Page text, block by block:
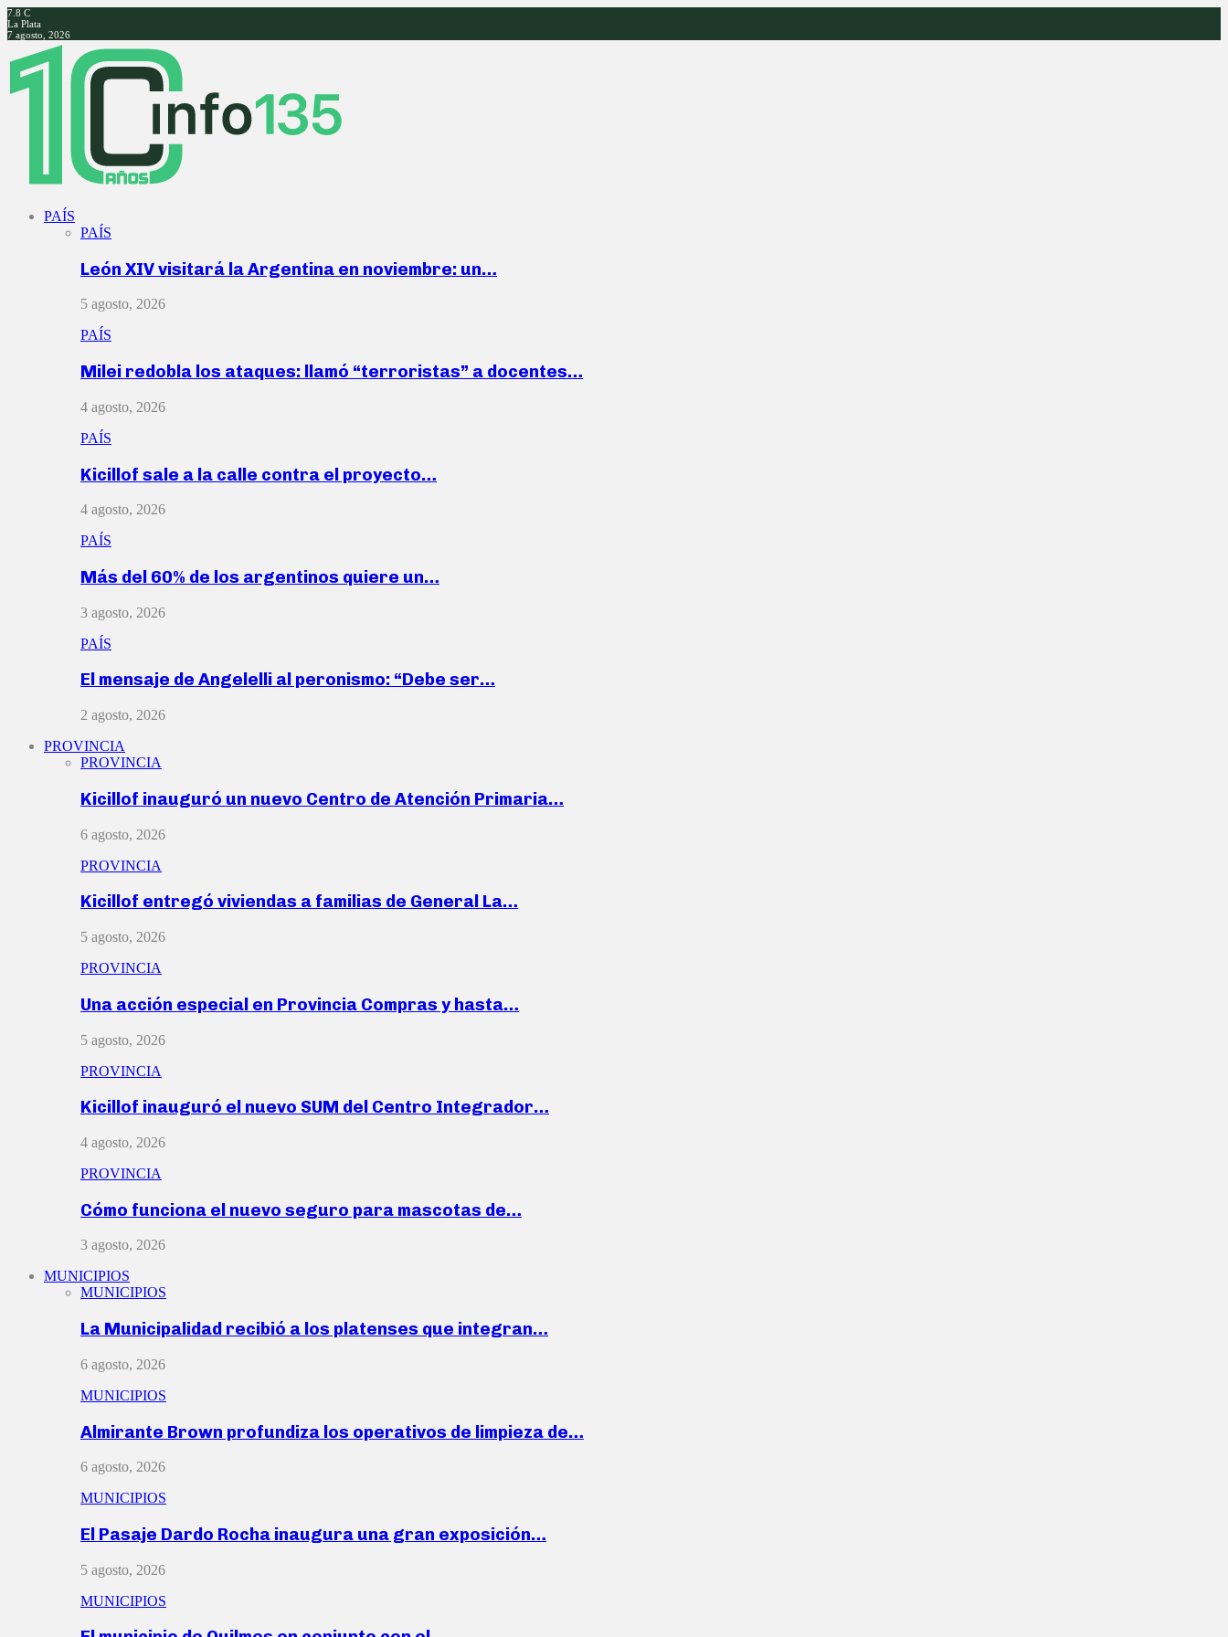
7.8 C
La Plata
7 agosto, 2026
Facebook
Twitter
Instagram
Youtube
PAÍS
PAÍS
León XIV visitará la Argentina en noviembre: un…
5 agosto, 2026
PAÍS
Milei redobla los ataques: llamó “terroristas” a docentes…
4 agosto, 2026
PAÍS
Kicillof sale a la calle contra el proyecto…
4 agosto, 2026
PAÍS
Más del 60% de los argentinos quiere un…
3 agosto, 2026
PAÍS
El mensaje de Angelelli al peronismo: “Debe ser…
2 agosto, 2026
PROVINCIA
PROVINCIA
Kicillof inauguró un nuevo Centro de Atención Primaria…
6 agosto, 2026
PROVINCIA
Kicillof entregó viviendas a familias de General La…
5 agosto, 2026
PROVINCIA
Una acción especial en Provincia Compras y hasta…
5 agosto, 2026
PROVINCIA
Kicillof inauguró el nuevo SUM del Centro Integrador…
4 agosto, 2026
PROVINCIA
Cómo funciona el nuevo seguro para mascotas de…
3 agosto, 2026
MUNICIPIOS
MUNICIPIOS
La Municipalidad recibió a los platenses que integran…
6 agosto, 2026
MUNICIPIOS
Almirante Brown profundiza los operativos de limpieza de…
6 agosto, 2026
MUNICIPIOS
El Pasaje Dardo Rocha inaugura una gran exposición…
5 agosto, 2026
MUNICIPIOS